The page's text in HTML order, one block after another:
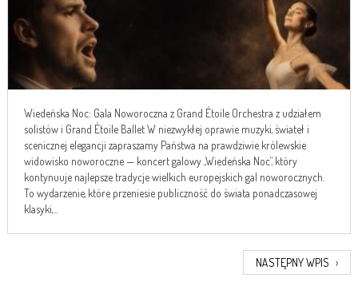
Wiedeńska Noc: Gala Noworoczna z Grand Étoile Orchestra z udziałem
solistów i Grand Étoile Ballet W niezwykłej oprawie muzyki, świateł i
scenicznej elegancji zapraszamy Państwa na prawdziwie królewskie
widowisko noworoczne — koncert galowy „Wiedeńska Noc”, który
kontynuuje najlepsze tradycje wielkich europejskich gal noworocznych.
To wydarzenie, które przeniesie publiczność do świata ponadczasowej
klasyki,...
NASTĘPNY WPIS ›